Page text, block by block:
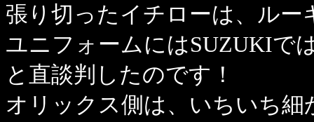
張り切ったイチローは、ル
ユニフォームにはSUZUKIで
と直談判したのです！
オリックス側は、いちいち